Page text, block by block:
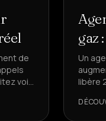
de
voir
gaz
Un
libère